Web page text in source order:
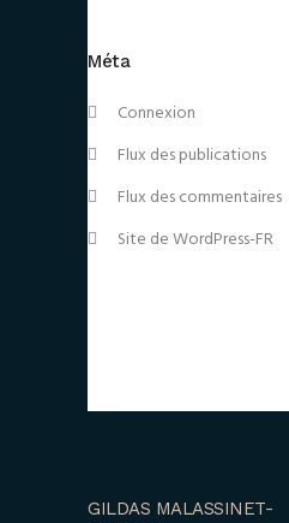
Méta
Connexion
Flux des publications
Flux des commentaires
Site de WordPress-FR
GILDAS MALASSINET-